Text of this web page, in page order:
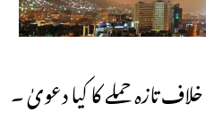
تازہ حملے کا کیا دعویٰ ۔